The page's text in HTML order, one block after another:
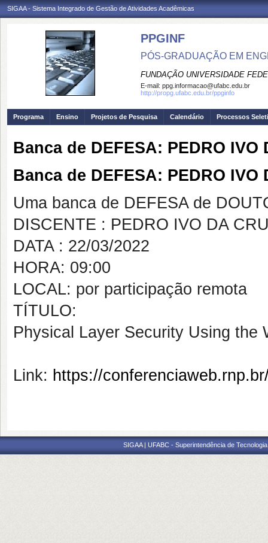
SIGAA - Sistema Integrado de Gestão de Atividades Acadêmicas
PPGINF
PÓS-GRADUAÇÃO EM
FUNDAÇÃO UNIVERSIDADE
E-mail: ppg.informacao@ufabc.edu.br
http://propg.ufabc.edu.br/ppginfo
Programa Ensino Projetos de Pesquisa Calendário Processos
Banca de DEFESA: PEDRO IVO
Banca de DEFESA: PEDRO IVO
Uma banca de DEFESA de
DISCENTE : PEDRO IVO DA
DATA : 22/03/2022
HORA: 09:00
LOCAL: por participação remota
TÍTULO:
Physical Layer Security Using the
Link: https://
SIGAA | UFABC - Superintendência de